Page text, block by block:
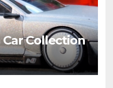
Collection